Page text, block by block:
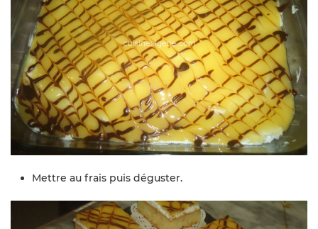
Mettre au frais puis déguster.